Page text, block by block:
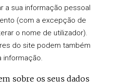
a sua informação pessoal
(com a excepção de
o nome de utilizador).
do site podem também
informação.
sobre os seus dados